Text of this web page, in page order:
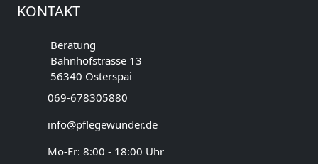
KONTAKT
Beratung
Bahnhofstrasse 13
56340 Osterspai
069-678305880
info@pflegewunder.de
Mo-Fr: 8:00 - 18:00 Uhr